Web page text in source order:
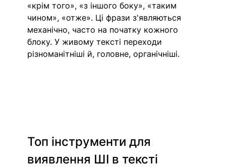
«крім того», «з іншого боку», «таким
чином», «отже». Ці фрази з'являються
механічно, часто на початку кожного
блоку. У живому тексті переходи
різноманітніші й, головне, органічніші.
Топ інструменти для
виявлення ШІ в тексті